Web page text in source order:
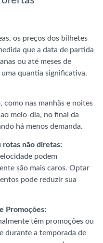
os preços dos bilhetes
que a data de partida
ou até meses de
quantia significativa.
como nas manhãs e noites
meio-dia, no final da
há menos demanda.
rotas não diretas:
podem
são mais caros. Optar
pode reduzir sua
Promoções:
têm promoções ou
durante a temporada de